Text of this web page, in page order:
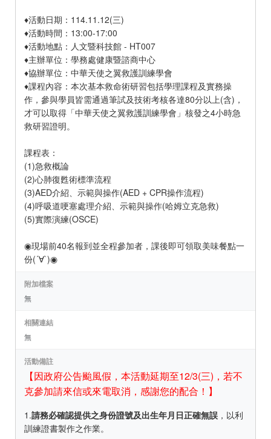
♦活動日期：114.11.12(三)
♦活動時間：13:00-17:00
♦活動地點：人文暨科技館 - HT007
♦主辦單位：學務處健康暨諮商中心
♦協辦單位：中華天使之翼救護訓練學會
♦課程內容：本次基本救命術研習包括學理課程及實務操
作，參與學員皆需通過筆試及技術考核各達80分以上(含)，
才可以取得「中華天使之翼救護訓練學會」核發之4小時急
救研習證明。
課程表：
(1)急救概論
(2)心肺復甦術標準流程
(3)AED介紹、示範與操作(AED + CPR操作流程)
(4)呼吸道哽塞處理介紹、示範與操作(哈姆立克急救)
(5)實際演練(OSCE)
◉現場前40名報到並全程參加者，課後即可領取美味餐點一
份(´∀`)◉
附加檔案
無
相關連結
無
活動備註
【因政府公告颱風假，本活動延期至12/3(三)，若不
克參加請來信或來電取消，感謝您的配合！】
1.請務必確認提供之身份證號及出生年月日正確無誤 ，以利
訓練證書製作之作業。